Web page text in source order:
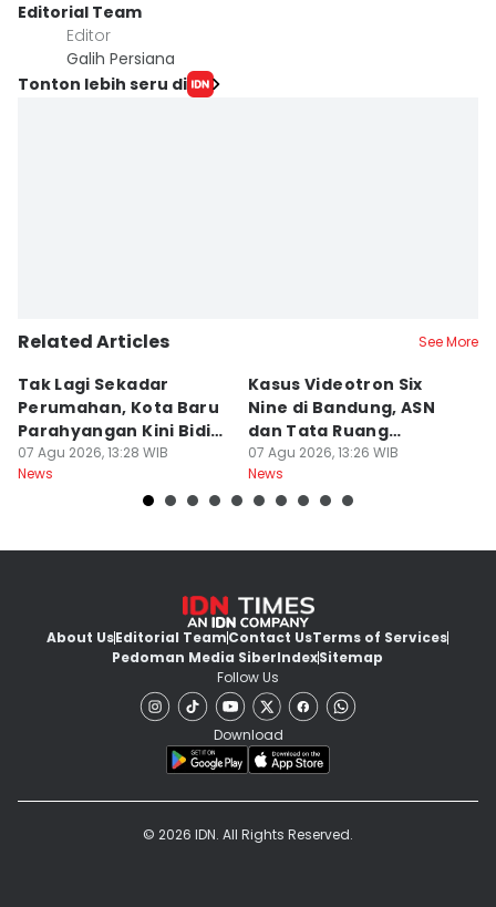
Editorial Team
Editor
Galih Persiana
Tonton lebih seru di
Related Articles See More
Tak Lagi Sekadar
Perumahan, Kota Baru
Parahyangan Kini Bidik
Wisatawan
07 Agu 2026, 13:28 WIB
News
Kasus Videotron Six
Nine di Bandung, ASN
dan Tata Ruang
Diperiksa
07 Agu 2026, 13:26 WIB
News
About UsEditorial TeamContact UsTerms of Services
Pedoman Media SiberIndexSitemap
Follow Us
Download
© 2026 IDN. All Rights Reserved.